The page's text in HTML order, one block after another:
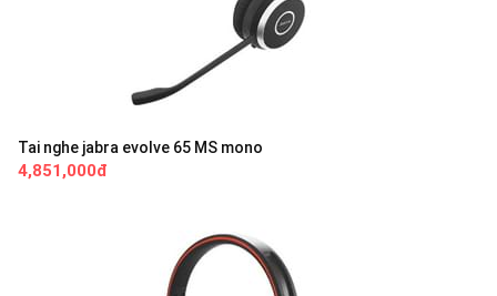
Tai nghe jabra evolve 65 MS mono
4,851,000đ